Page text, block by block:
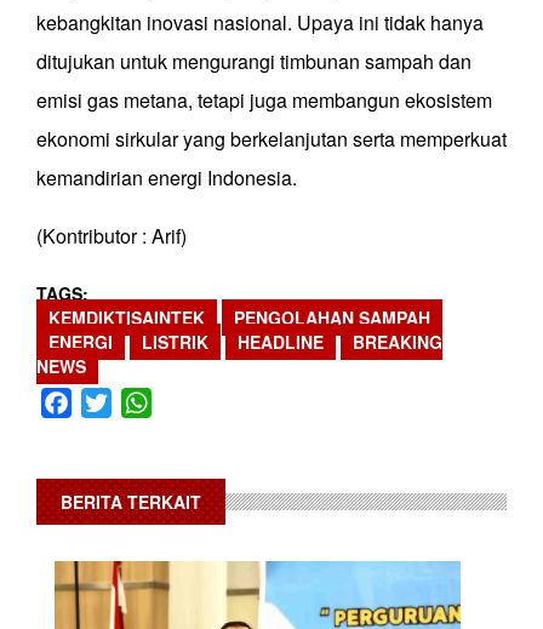
kebangkitan inovasi nasional. Upaya ini tidak hanya
ditujukan untuk mengurangi timbunan sampah dan
emisi gas metana, tetapi juga membangun ekosistem
ekonomi sirkular yang berkelanjutan serta memperkuat
kemandirian energi Indonesia.
(Kontributor : Arif)
TAGS
KEMDIKTISAINTEK
PENGOLAHAN SAMPAH
ENERGI
LISTRIK HEADLINE
BREAKING
NEWS
Facebook
Twitter
BERITA TERKAIT